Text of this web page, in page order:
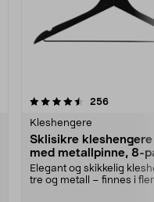
256
Kleshengere
Sklisikre
med metallpinne, 8-
Elegant og skikkelig
tre og metall – finnes i
4.5av 5 stjerner